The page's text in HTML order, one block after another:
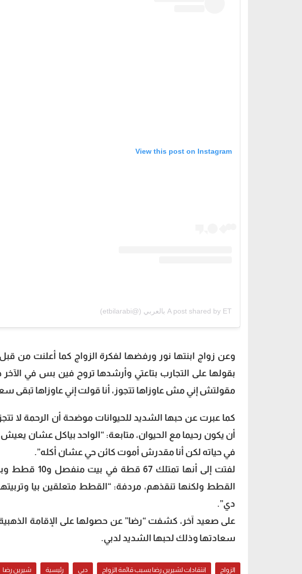
View this post on Instagram
A post shared by ET بالعربي (@etbilarabi)
وعن زواج ابنتها نور ورفضها لفكرة الزواج كما أعلنت من
بقولها على التجارب بتاعتي وأرشدها تروح فين بس في الآخر
مقولتش إني مش عاوزاها تتجوز، أنا قولت إني عاوزاها تبقى
كما عبرت عن حبها الشديد للحيوانات موضحة أن الرحمة لا
أن يكون رحيما مع الحيوان، متابعة: “الواحد بياكل عشان
في حياته لكن أنا مقدرش أموت كائن حي عشان أكله”.
لفتت إلى أنها
القطط ولكنها تنقذهم، مردفة: “القطط متعلقين بيا
دي”.
على صعيد آخر، كشفت “رضا” عن حصولها على الإقامة الذهبية
سعادتها وذلك لحبها الشديد لدبي.
الزواج انتقادات لشيرين رضا بسبب قائمة الزواج دبي رئيسية شيرين رضا